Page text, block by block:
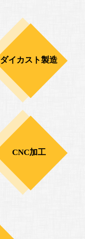
ダイカスト製造
CNC加工